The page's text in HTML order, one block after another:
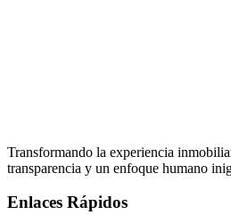
Transformando la experiencia
transparencia y un enfoque humano
Enlaces Rápidos